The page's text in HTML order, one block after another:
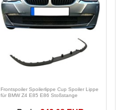
Frontspoiler Spoilerlippe Cup Spoiler Lippe
für BMW Z4 E85 E86 Stoßstange